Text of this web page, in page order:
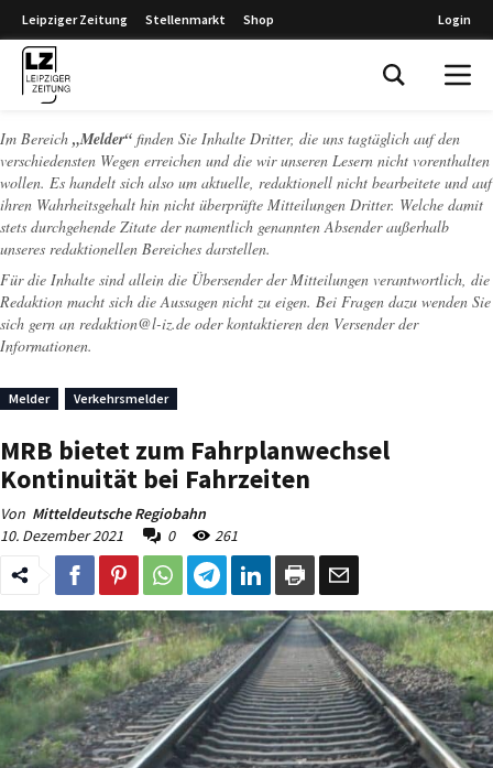
Leipziger Zeitung Stellenmarkt Shop Login
Im Bereich „Melder“ finden Sie Inhalte Dritter, die uns tagtäglich auf den
verschiedensten Wegen erreichen und die wir unseren Lesern nicht vorenthalten
wollen. Es handelt sich also um aktuelle, redaktionell nicht bearbeitete und auf
ihren Wahrheitsgehalt hin nicht überprüfte Mitteilungen Dritter. Welche damit
stets durchgehende Zitate der namentlich genannten Absender außerhalb
unseres redaktionellen Bereiches darstellen.
Für die Inhalte sind allein die Übersender der Mitteilungen verantwortlich, die
Redaktion macht sich die Aussagen nicht zu eigen. Bei Fragen dazu wenden Sie
sich gern an redaktion@l-iz.de oder kontaktieren den Versender der
Informationen.
Melder Verkehrsmelder
MRB bietet zum Fahrplanwechsel
Kontinuität bei Fahrzeiten
Von Mitteldeutsche Regiobahn
10. Dezember 2021
0 261